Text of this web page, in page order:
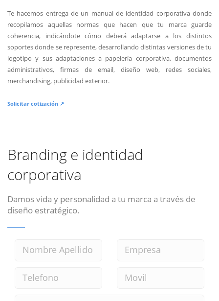
Te hacemos entrega de un manual de identidad corporativa donde
recopilamos aquellas normas que hacen que tu marca guarde
coherencia, indicándote cómo deberá adaptarse a los distintos
soportes donde se represente, desarrollando distintas versiones de tu
logotipo y sus adaptaciones a papelería corporativa, documentos
administrativos, firmas de email, diseño web, redes sociales,
merchandising, publicidad exterior.
Solicitar cotización ↗
Branding e identidad
corporativa
Damos vida y personalidad a tu marca a través de
diseño estratégico.